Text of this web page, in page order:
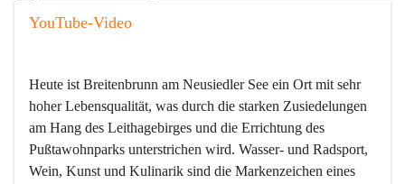
YouTube-Video
Heute ist Breitenbrunn am Neusiedler See ein Ort mit sehr
hoher Lebensqualität, was durch die starken Zusiedelungen
am Hang des Leithagebirges und die Errichtung des
Pußtawohnparks unterstrichen wird. Wasser- und Radsport,
Wein, Kunst und Kulinarik sind die Markenzeichen eines